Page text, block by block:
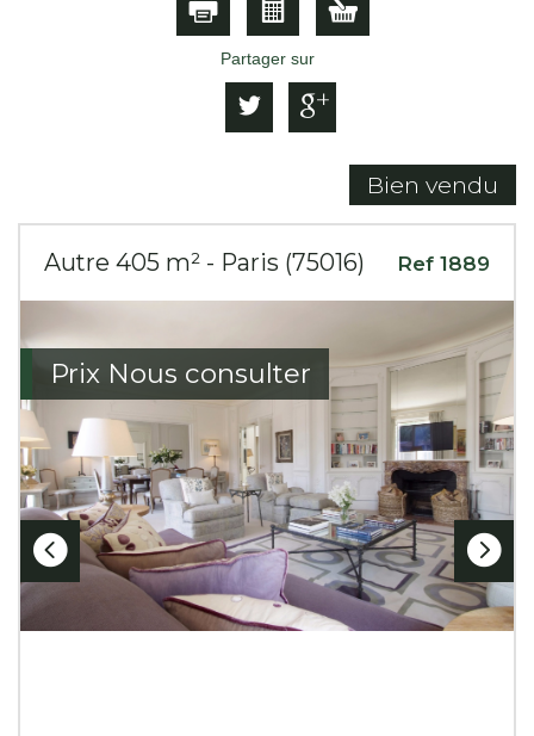
Partager sur
Bien vendu
Autre 405 m² - Paris (75016) Ref 1889
Prix Nous consulter